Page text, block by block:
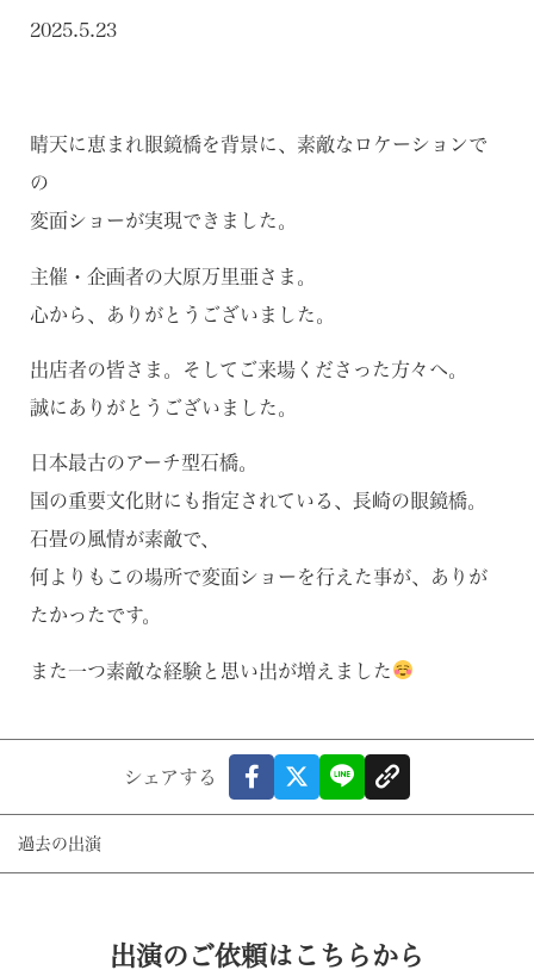
2025.5.23
晴天に恵まれ眼鏡橋を背景に、素敵なロケーションで
の
変面ショーが実現できました。
主催・企画者の大原万里亜さま。
心から、ありがとうございました。
出店者の皆さま。そしてご来場くださった方々へ。
誠にありがとうございました。
日本最古のアーチ型石橋。
国の重要文化財にも指定されている、長崎の眼鏡橋。
石畳の風情が素敵で、
何よりもこの場所で変面ショーを行えた事が、ありが
たかったです。
また一つ素敵な経験と思い出が増えました
シェアする
過去の出演
出演のご依頼はこちらから